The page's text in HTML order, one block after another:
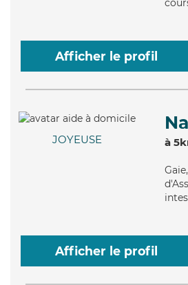
Afficher le profil
JOYEUSE à
Gaie
Afficher le profil